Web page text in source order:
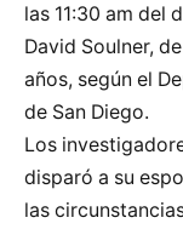
las 11:30 am del
David Soulner,
años, según el
de San Diego.
Los
disparó a su
las